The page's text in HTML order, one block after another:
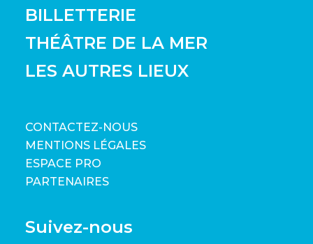
BILLETTERIE
THÉÂTRE DE LA MER
LES AUTRES LIEUX
CONTACTEZ-NOUS
MENTIONS LÉGALES
ESPACE PRO
PARTENAIRES
Suivez-nous